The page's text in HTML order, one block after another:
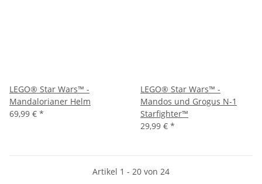
LEGO® Star Wars™ -
Mandalorianer Helm
69,99 € *
LEGO® Star Wars™ -
Mandos und Grogus N-1
Starfighter™
29,99 € *
Artikel 1 - 20 von 24